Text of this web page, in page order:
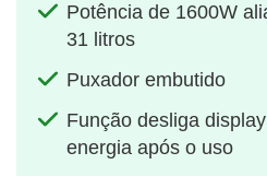
Potência de 1600W
31 litros
Puxador embutido
Função desliga
energia após o uso